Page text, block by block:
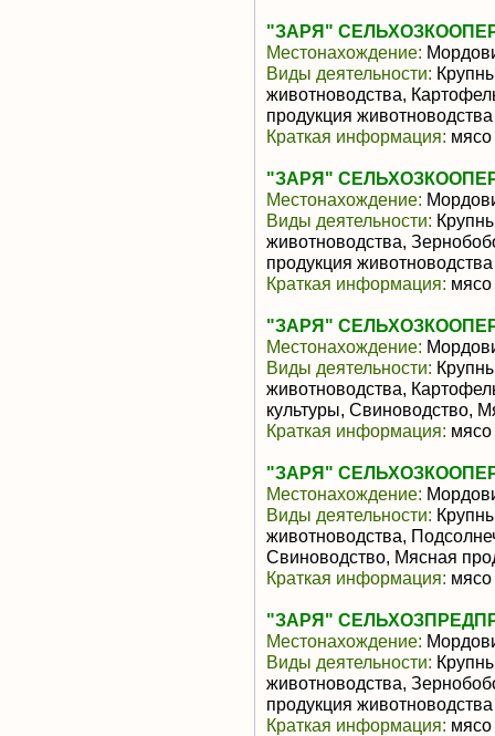
"ЗАРЯ"
Местонахождение:
Виды деятельности:
животноводства,
продукция животноводства
Краткая информация: мясо
"ЗАРЯ"
Местонахождение:
Виды деятельности:
животноводства,
продукция животноводства
Краткая информация: мясо
"ЗАРЯ"
Местонахождение:
Виды деятельности:
животноводства,
культуры, Свиноводство,
Краткая информация: мясо
"ЗАРЯ"
Местонахождение:
Виды деятельности:
животноводства,
Свиноводство, Мясная
Краткая информация: мясо
"ЗАРЯ"
Местонахождение:
Виды деятельности:
животноводства,
продукция животноводства
Краткая информация: мясо